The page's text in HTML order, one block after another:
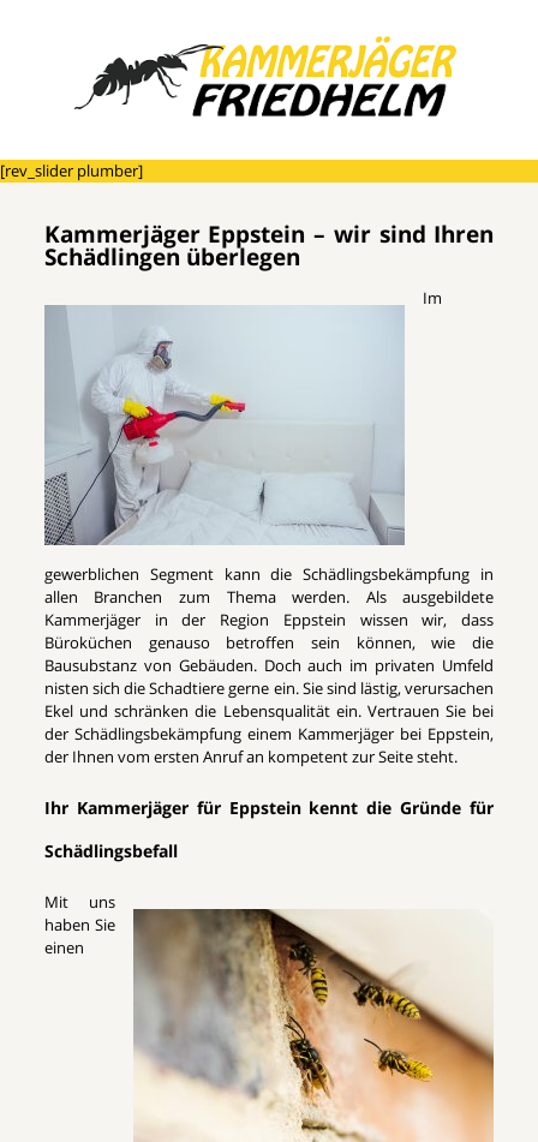
[rev_slider plumber]
Kammerjäger Eppstein – wir sind Ihren
Schädlingen überlegen
Im
gewerblichen Segment kann die Schädlingsbekämpfung in
allen Branchen zum Thema werden. Als ausgebildete
Kammerjäger in der Region Eppstein wissen wir, dass
Büroküchen genauso betroffen sein können, wie die
Bausubstanz von Gebäuden. Doch auch im privaten Umfeld
nisten sich die Schadtiere gerne ein. Sie sind lästig, verursachen
Ekel und schränken die Lebensqualität ein. Vertrauen Sie bei
der Schädlingsbekämpfung einem Kammerjäger bei Eppstein,
der Ihnen vom ersten Anruf an kompetent zur Seite steht.
Ihr Kammerjäger für Eppstein kennt die Gründe für
Schädlingsbefall
Mit uns
haben Sie
einen